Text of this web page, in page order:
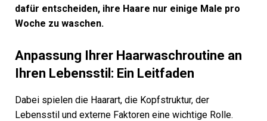
dafür entscheiden, ihre Haare nur einige Male pro
Woche zu waschen.
Anpassung Ihrer Haarwaschroutine an
Ihren Lebensstil: Ein Leitfaden
Dabei spielen die Haarart, die Kopfstruktur, der
Lebensstil und externe Faktoren eine wichtige Rolle.